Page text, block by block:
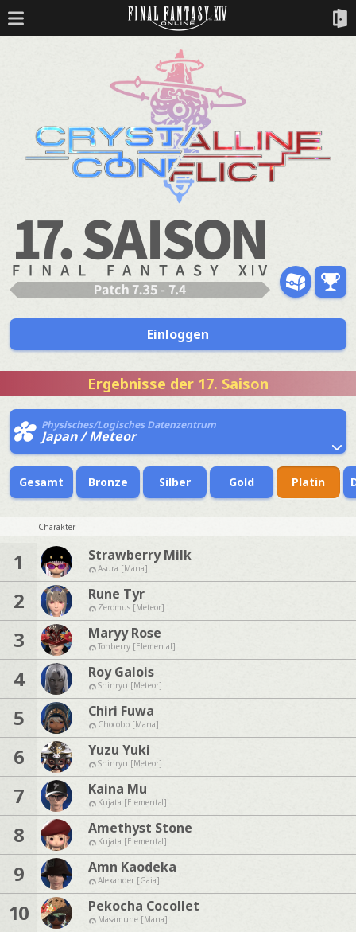
Einloggen
Ergebnisse der 17. Saison
Physisches/Logisches Datenzentrum
Japan / Meteor
Gesamt Bronze Silber Gold Platin
Charakter
1 Strawberry Milk
Asura [Mana]
2 Rune Tyr
Zeromus [Meteor]
3 Maryy Rose
Tonberry [Elemental]
4 Roy Galois
Shinryu [Meteor]
5 Chiri Fuwa
Chocobo [Mana]
6 Yuzu Yuki
Shinryu [Meteor]
7 Kaina Mu
Kujata [Elemental]
8 Amethyst Stone
Kujata [Elemental]
9 Amn Kaodeka
Alexander [Gaia]
10 Pekocha Cocollet
Masamune [Mana]